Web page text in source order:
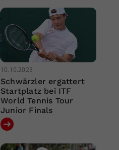
10.10.2023
Schwärzler ergattert
Startplatz bei ITF
World Tennis Tour
Junior Finals